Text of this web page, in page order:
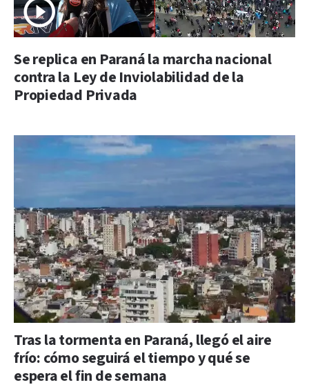
Se replica en Paraná la marcha nacional
contra la Ley de Inviolabilidad de la
Propiedad Privada
Tras la tormenta en Paraná, llegó el aire
frío: cómo seguirá el tiempo y qué se
espera el fin de semana